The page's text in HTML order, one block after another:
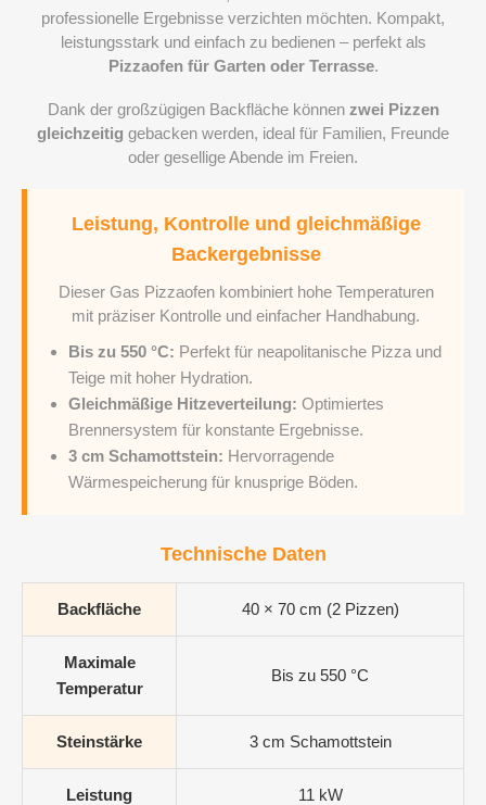
professionelle Ergebnisse verzichten möchten. Kompakt,
leistungsstark und einfach zu bedienen – perfekt als
Pizzaofen für Garten oder Terrasse.
Dank der großzügigen Backfläche können zwei Pizzen
gleichzeitig gebacken werden, ideal für Familien, Freunde
oder gesellige Abende im Freien.
Leistung, Kontrolle und gleichmäßige
Backergebnisse
Dieser Gas Pizzaofen kombiniert hohe Temperaturen
mit präziser Kontrolle und einfacher Handhabung.
Bis zu 550 °C: Perfekt für neapolitanische Pizza und
Teige mit hoher Hydration.
Gleichmäßige Hitzeverteilung: Optimiertes
Brennersystem für konstante Ergebnisse.
3 cm Schamottstein: Hervorragende
Wärmespeicherung für knusprige Böden.
Technische Daten
Backfläche 40 × 70 cm (2 Pizzen)
Maximale
Temperatur
Bis zu 550 °C
Steinstärke 3 cm Schamottstein
Leistung 11 kW